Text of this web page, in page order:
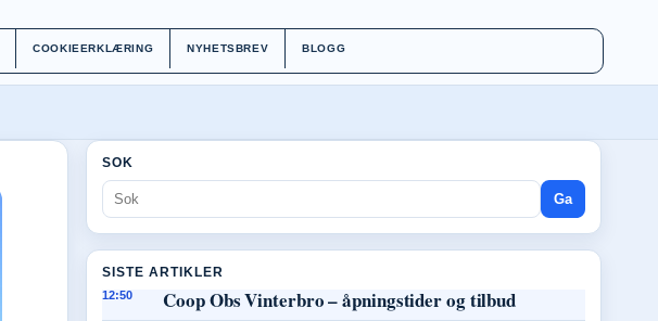
COOKIEERKLÆRING NYHETSBREV BLOGG
SOK
Ga
SISTE ARTIKLER
12:50 Coop Obs Vinterbro – åpningstider og tilbud